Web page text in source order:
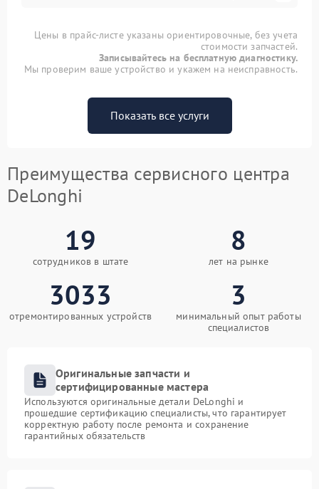
Цены в прайс-листе указаны ориентировочные, без учета
стоимости запчастей.
Записывайтесь на бесплатную диагностику.
Мы проверим ваше устройство и укажем на неисправность.
Показать все услуги
Преимущества сервисного центра
DeLonghi
19
сотрудников в штате
8
лет на рынке
3033
отремонтированных устройств
3
минимальный опыт работы
специалистов
Оригинальные запчасти и
сертифицированные мастера
Используются оригинальные детали DeLonghi и
прошедшие сертификацию специалисты, что гарантирует
корректную работу после ремонта и сохранение
гарантийных обязательств